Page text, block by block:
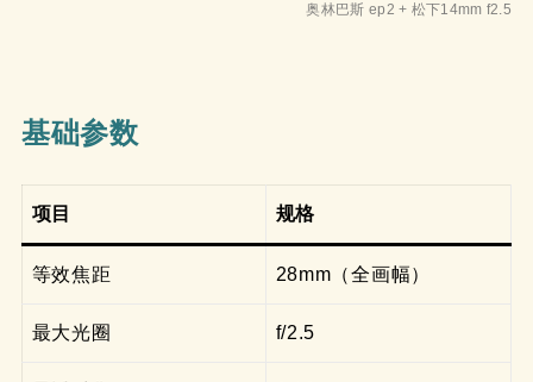
奥林巴斯 ep2 + 松下14mm f2.5
基础参数
项目 规格
等效焦距 28mm（全画幅）
最大光圈 f/2.5